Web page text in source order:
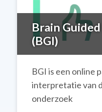
Brain
(BGI)
BGI is een online
interpretatie van
onderzoek